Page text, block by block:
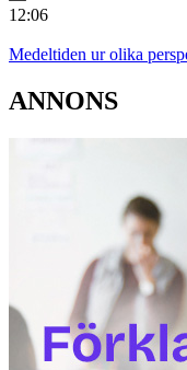
12:06
Medeltiden ur olika
ANNONS